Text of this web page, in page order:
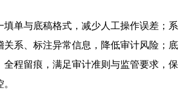
填单与底稿格式，减少人工操作误差；系
关系、标注异常信息，降低审计风险；底
全程留痕，满足审计准则与监管要求，保